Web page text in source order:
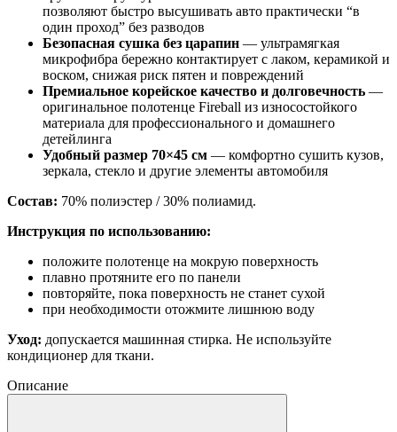
позволяют быстро высушивать авто практически “в
один проход” без разводов
Безопасная сушка без царапин — ультрамягкая
микрофибра бережно контактирует с лаком, керамикой и
воском, снижая риск пятен и повреждений
Премиальное корейское качество и долговечность —
оригинальное полотенце Fireball из износостойкого
материала для профессионального и домашнего
детейлинга
Удобный размер 70×45 см — комфортно сушить кузов,
зеркала, стекло и другие элементы автомобиля
Состав: 70% полиэстер / 30% полиамид.
Инструкция по использованию:
положите полотенце на мокрую поверхность
плавно протяните его по панели
повторяйте, пока поверхность не станет сухой
при необходимости отожмите лишнюю воду
Уход: допускается машинная стирка. Не используйте
кондиционер для ткани.
Описание